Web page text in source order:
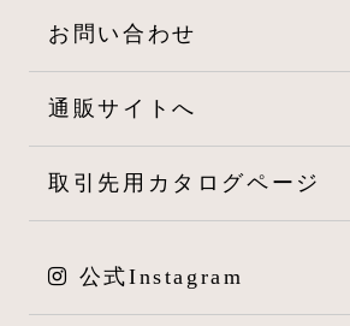
お問い合わせ
通販サイトへ
取引先用カタログページ
公式Instagram